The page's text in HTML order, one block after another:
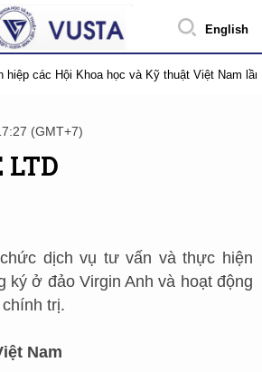
English
hiệp các Hội Khoa học và Kỹ thuật Việt Nam
(GMT+7)
dịch vụ tư vấn và thực hiện
ký ở đảo Virgin Anh và hoạt động
trị.
Nam